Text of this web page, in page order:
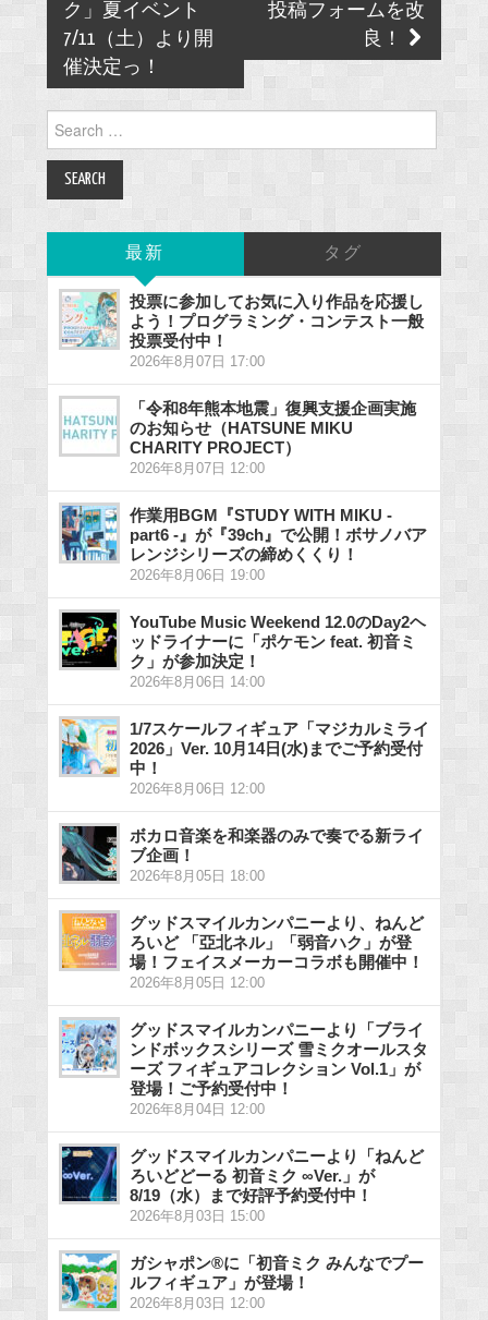
ク」夏イベント
7/11（土）より開
催決定っ！
投稿フォームを改
良！
for:
最新 タグ
投票に参加してお気に入り作品を応援し
よう！プログラミング・コンテスト一般
投票受付中！
2026年8月07日 17:00
「令和8年熊本地震」復興支援企画実施
のお知らせ（HATSUNE MIKU
CHARITY PROJECT）
2026年8月07日 12:00
作業用BGM『STUDY WITH MIKU -
part6 -』が『39ch』で公開！ボサノバア
レンジシリーズの締めくくり！
2026年8月06日 19:00
YouTube Music Weekend 12.0のDay2ヘ
ッドライナーに「ポケモン feat. 初音ミ
ク」が参加決定！
2026年8月06日 14:00
1/7スケールフィギュア「マジカルミライ
2026」Ver. 10月14日(水)までご予約受付
中！
2026年8月06日 12:00
ボカロ音楽を和楽器のみで奏でる新ライ
ブ企画！
2026年8月05日 18:00
グッドスマイルカンパニーより、ねんど
ろいど 「亞北ネル」「弱音ハク」が登
場！フェイスメーカーコラボも開催中！
2026年8月05日 12:00
グッドスマイルカンパニーより「ブライ
ンドボックスシリーズ 雪ミクオールスタ
ーズ フィギュアコレクション Vol.1」が
登場！ご予約受付中！
2026年8月04日 12:00
グッドスマイルカンパニーより「ねんど
ろいどどーる 初音ミク ∞Ver.」が
8/19（水）まで好評予約受付中！
2026年8月03日 15:00
ガシャポン®に「初音ミク みんなでプー
ルフィギュア」が登場！
2026年8月03日 12:00